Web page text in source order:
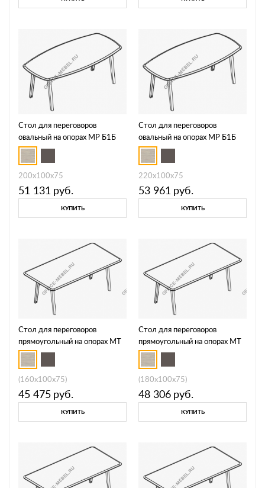
Стол для переговоров
овальный на опорах МР Б1Б
147
200x100x75
51 131 руб.
КУПИТЬ
Стол для переговоров
овальный на опорах МР Б1Б
148
220x100x75
53 961 руб.
КУПИТЬ
Стол для переговоров
прямоугольный на опорах МТ
МР Б1Б 149
(160x100x75)
45 475 руб.
КУПИТЬ
Стол для переговоров
прямоугольный на опорах МТ
МР Б1Б 150
(180x100x75)
48 306 руб.
КУПИТЬ